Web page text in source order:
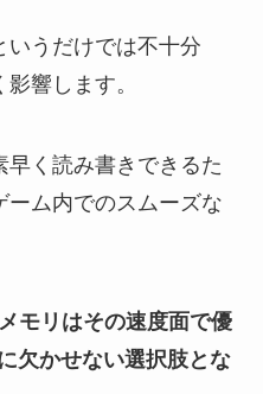
いうだけでは不十分
響します。
く読み書きできるた
ム内でのスムーズな
モリはその速度面で優
欠かせない選択肢とな